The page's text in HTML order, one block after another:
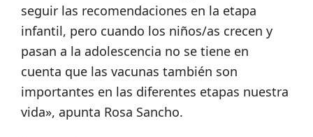
seguir las recomendaciones en la etapa
infantil, pero cuando los niños/as crecen y
pasan a la adolescencia no se tiene en
cuenta que las vacunas también son
importantes en las diferentes etapas nuestra
vida», apunta Rosa Sancho.